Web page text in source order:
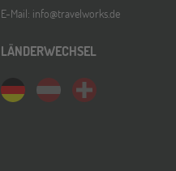
E-Mail: info@travelworks.de
LÄNDERWECHSEL